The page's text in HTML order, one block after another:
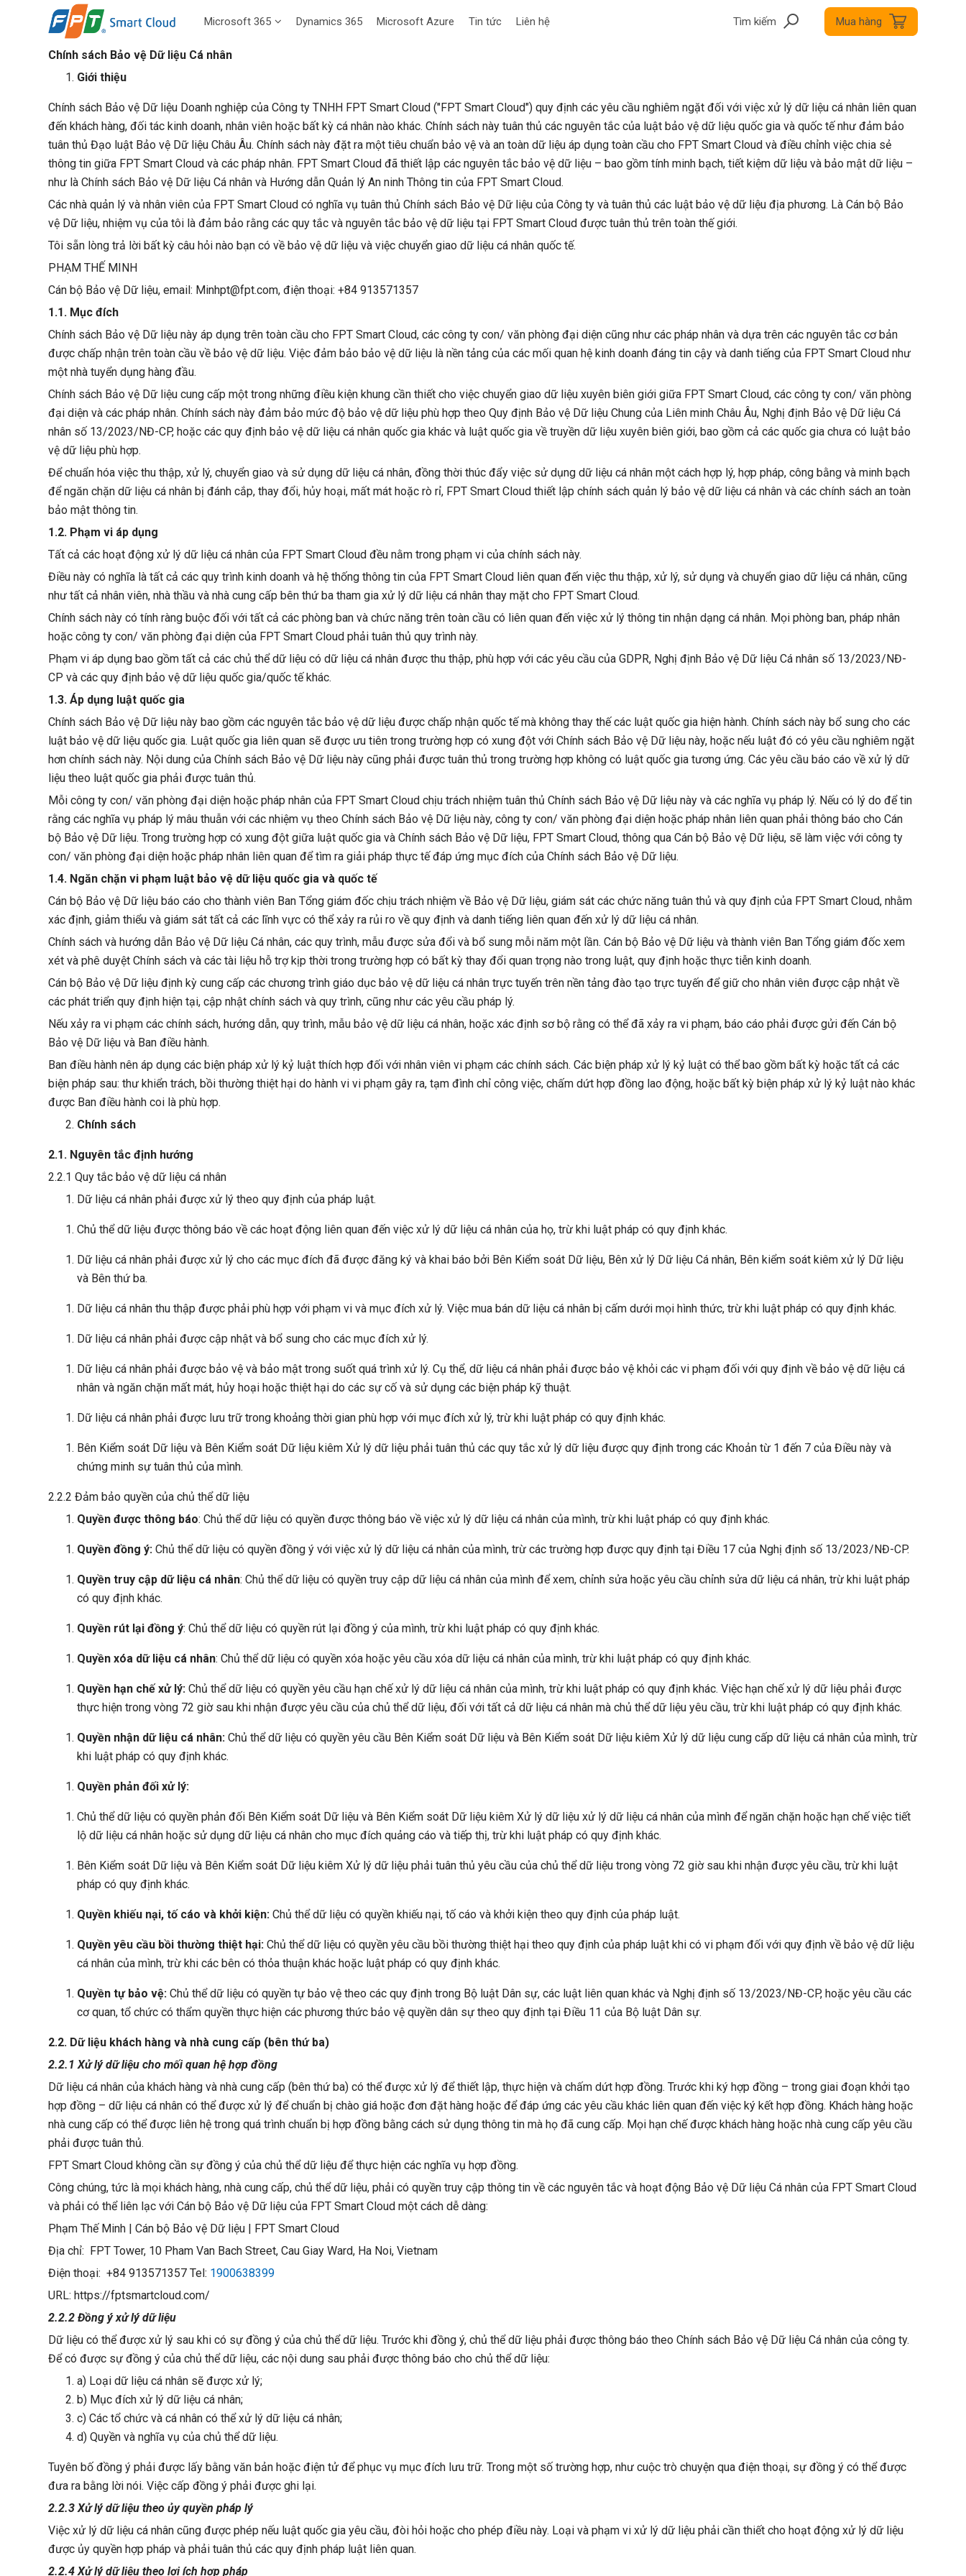
Microsoft 365 Dynamics 365 Microsoft Azure Tin tức Liên hệ Tìm kiếm Mua hàng
Chính sách Bảo vệ Dữ liệu Cá nhân
Giới thiệu
Chính sách Bảo vệ Dữ liệu Doanh nghiệp của Công ty TNHH FPT Smart Cloud ("FPT Smart Cloud") quy định các yêu cầu nghiêm ngặt đối với việc xử lý dữ liệu cá nhân liên quan
đến khách hàng, đối tác kinh doanh, nhân viên hoặc bất kỳ cá nhân nào khác. Chính sách này tuân thủ các nguyên tắc của luật bảo vệ dữ liệu quốc gia và quốc tế như đảm bảo
tuân thủ Đạo luật Bảo vệ Dữ liệu Châu Âu. Chính sách này đặt ra một tiêu chuẩn bảo vệ và an toàn dữ liệu áp dụng toàn cầu cho FPT Smart Cloud và điều chỉnh việc chia sẻ
thông tin giữa FPT Smart Cloud và các pháp nhân. FPT Smart Cloud đã thiết lập các nguyên tắc bảo vệ dữ liệu – bao gồm tính minh bạch, tiết kiệm dữ liệu và bảo mật dữ liệu –
như là Chính sách Bảo vệ Dữ liệu Cá nhân và Hướng dẫn Quản lý An ninh Thông tin của FPT Smart Cloud.
Các nhà quản lý và nhân viên của FPT Smart Cloud có nghĩa vụ tuân thủ Chính sách Bảo vệ Dữ liệu của Công ty và tuân thủ các luật bảo vệ dữ liệu địa phương. Là Cán bộ Bảo
vệ Dữ liệu, nhiệm vụ của tôi là đảm bảo rằng các quy tắc và nguyên tắc bảo vệ dữ liệu tại FPT Smart Cloud được tuân thủ trên toàn thế giới.
Tôi sẵn lòng trả lời bất kỳ câu hỏi nào bạn có về bảo vệ dữ liệu và việc chuyển giao dữ liệu cá nhân quốc tế.
PHẠM THẾ MINH
Cán bộ Bảo vệ Dữ liệu, email: Minhpt@fpt.com, điện thoại: +84 913571357
1.1. Mục đích
Chính sách Bảo vệ Dữ liệu này áp dụng trên toàn cầu cho FPT Smart Cloud, các công ty con/ văn phòng đại diện cũng như các pháp nhân và dựa trên các nguyên tắc cơ bản
được chấp nhận trên toàn cầu về bảo vệ dữ liệu. Việc đảm bảo bảo vệ dữ liệu là nền tảng của các mối quan hệ kinh doanh đáng tin cậy và danh tiếng của FPT Smart Cloud như
một nhà tuyển dụng hàng đầu.
Chính sách Bảo vệ Dữ liệu cung cấp một trong những điều kiện khung cần thiết cho việc chuyển giao dữ liệu xuyên biên giới giữa FPT Smart Cloud, các công ty con/ văn phòng
đại diện và các pháp nhân. Chính sách này đảm bảo mức độ bảo vệ dữ liệu phù hợp theo Quy định Bảo vệ Dữ liệu Chung của Liên minh Châu Âu, Nghị định Bảo vệ Dữ liệu Cá
nhân số 13/2023/NĐ-CP, hoặc các quy định bảo vệ dữ liệu cá nhân quốc gia khác và luật quốc gia về truyền dữ liệu xuyên biên giới, bao gồm cả các quốc gia chưa có luật bảo
vệ dữ liệu phù hợp.
Để chuẩn hóa việc thu thập, xử lý, chuyển giao và sử dụng dữ liệu cá nhân, đồng thời thúc đẩy việc sử dụng dữ liệu cá nhân một cách hợp lý, hợp pháp, công bằng và minh bạch
để ngăn chặn dữ liệu cá nhân bị đánh cắp, thay đổi, hủy hoại, mất mát hoặc rò rỉ, FPT Smart Cloud thiết lập chính sách quản lý bảo vệ dữ liệu cá nhân và các chính sách an toàn
bảo mật thông tin.
1.2. Phạm vi áp dụng
Tất cả các hoạt động xử lý dữ liệu cá nhân của FPT Smart Cloud đều nằm trong phạm vi của chính sách này.
Điều này có nghĩa là tất cả các quy trình kinh doanh và hệ thống thông tin của FPT Smart Cloud liên quan đến việc thu thập, xử lý, sử dụng và chuyển giao dữ liệu cá nhân, cũng
như tất cả nhân viên, nhà thầu và nhà cung cấp bên thứ ba tham gia xử lý dữ liệu cá nhân thay mặt cho FPT Smart Cloud.
Chính sách này có tính ràng buộc đối với tất cả các phòng ban và chức năng trên toàn cầu có liên quan đến việc xử lý thông tin nhận dạng cá nhân. Mọi phòng ban, pháp nhân
hoặc công ty con/ văn phòng đại diện của FPT Smart Cloud phải tuân thủ quy trình này.
Phạm vi áp dụng bao gồm tất cả các chủ thể dữ liệu có dữ liệu cá nhân được thu thập, phù hợp với các yêu cầu của GDPR, Nghị định Bảo vệ Dữ liệu Cá nhân số 13/2023/NĐ-
CP và các quy định bảo vệ dữ liệu quốc gia/quốc tế khác.
1.3. Áp dụng luật quốc gia
Chính sách Bảo vệ Dữ liệu này bao gồm các nguyên tắc bảo vệ dữ liệu được chấp nhận quốc tế mà không thay thế các luật quốc gia hiện hành. Chính sách này bổ sung cho các
luật bảo vệ dữ liệu quốc gia. Luật quốc gia liên quan sẽ được ưu tiên trong trường hợp có xung đột với Chính sách Bảo vệ Dữ liệu này, hoặc nếu luật đó có yêu cầu nghiêm ngặt
hơn chính sách này. Nội dung của Chính sách Bảo vệ Dữ liệu này cũng phải được tuân thủ trong trường hợp không có luật quốc gia tương ứng. Các yêu cầu báo cáo về xử lý dữ
liệu theo luật quốc gia phải được tuân thủ.
Mỗi công ty con/ văn phòng đại diện hoặc pháp nhân của FPT Smart Cloud chịu trách nhiệm tuân thủ Chính sách Bảo vệ Dữ liệu này và các nghĩa vụ pháp lý. Nếu có lý do để tin
rằng các nghĩa vụ pháp lý mâu thuẫn với các nhiệm vụ theo Chính sách Bảo vệ Dữ liệu này, công ty con/ văn phòng đại diện hoặc pháp nhân liên quan phải thông báo cho Cán
bộ Bảo vệ Dữ liệu. Trong trường hợp có xung đột giữa luật quốc gia và Chính sách Bảo vệ Dữ liệu, FPT Smart Cloud, thông qua Cán bộ Bảo vệ Dữ liệu, sẽ làm việc với công ty
con/ văn phòng đại diện hoặc pháp nhân liên quan để tìm ra giải pháp thực tế đáp ứng mục đích của Chính sách Bảo vệ Dữ liệu.
1.4. Ngăn chặn vi phạm luật bảo vệ dữ liệu quốc gia và quốc tế
Cán bộ Bảo vệ Dữ liệu báo cáo cho thành viên Ban Tổng giám đốc chịu trách nhiệm về Bảo vệ Dữ liệu, giám sát các chức năng tuân thủ và quy định của FPT Smart Cloud, nhằm
xác định, giảm thiểu và giám sát tất cả các lĩnh vực có thể xảy ra rủi ro về quy định và danh tiếng liên quan đến xử lý dữ liệu cá nhân.
Chính sách và hướng dẫn Bảo vệ Dữ liệu Cá nhân, các quy trình, mẫu được sửa đổi và bổ sung mỗi năm một lần. Cán bộ Bảo vệ Dữ liệu và thành viên Ban Tổng giám đốc xem
xét và phê duyệt Chính sách và các tài liệu hỗ trợ kịp thời trong trường hợp có bất kỳ thay đổi quan trọng nào trong luật, quy định hoặc thực tiễn kinh doanh.
Cán bộ Bảo vệ Dữ liệu định kỳ cung cấp các chương trình giáo dục bảo vệ dữ liệu cá nhân trực tuyến trên nền tảng đào tạo trực tuyến để giữ cho nhân viên được cập nhật về
các phát triển quy định hiện tại, cập nhật chính sách và quy trình, cũng như các yêu cầu pháp lý.
Nếu xảy ra vi phạm các chính sách, hướng dẫn, quy trình, mẫu bảo vệ dữ liệu cá nhân, hoặc xác định sơ bộ rằng có thể đã xảy ra vi phạm, báo cáo phải được gửi đến Cán bộ
Bảo vệ Dữ liệu và Ban điều hành.
Ban điều hành nên áp dụng các biện pháp xử lý kỷ luật thích hợp đối với nhân viên vi phạm các chính sách. Các biện pháp xử lý kỷ luật có thể bao gồm bất kỳ hoặc tất cả các
biện pháp sau: thư khiển trách, bồi thường thiệt hại do hành vi vi phạm gây ra, tạm đình chỉ công việc, chấm dứt hợp đồng lao động, hoặc bất kỳ biện pháp xử lý kỷ luật nào khác
được Ban điều hành coi là phù hợp.
Chính sách
2.1. Nguyên tắc định hướng
2.2.1 Quy tắc bảo vệ dữ liệu cá nhân
Dữ liệu cá nhân phải được xử lý theo quy định của pháp luật.
Chủ thể dữ liệu được thông báo về các hoạt động liên quan đến việc xử lý dữ liệu cá nhân của họ, trừ khi luật pháp có quy định khác.
Dữ liệu cá nhân phải được xử lý cho các mục đích đã được đăng ký và khai báo bởi Bên Kiểm soát Dữ liệu, Bên xử lý Dữ liệu Cá nhân, Bên kiểm soát kiêm xử lý Dữ liệu
và Bên thứ ba.
Dữ liệu cá nhân thu thập được phải phù hợp với phạm vi và mục đích xử lý. Việc mua bán dữ liệu cá nhân bị cấm dưới mọi hình thức, trừ khi luật pháp có quy định khác.
Dữ liệu cá nhân phải được cập nhật và bổ sung cho các mục đích xử lý.
Dữ liệu cá nhân phải được bảo vệ và bảo mật trong suốt quá trình xử lý. Cụ thể, dữ liệu cá nhân phải được bảo vệ khỏi các vi phạm đối với quy định về bảo vệ dữ liệu cá
nhân và ngăn chặn mất mát, hủy hoại hoặc thiệt hại do các sự cố và sử dụng các biện pháp kỹ thuật.
Dữ liệu cá nhân phải được lưu trữ trong khoảng thời gian phù hợp với mục đích xử lý, trừ khi luật pháp có quy định khác.
Bên Kiểm soát Dữ liệu và Bên Kiểm soát Dữ liệu kiêm Xử lý dữ liệu phải tuân thủ các quy tắc xử lý dữ liệu được quy định trong các Khoản từ 1 đến 7 của Điều này và
chứng minh sự tuân thủ của mình.
2.2.2 Đảm bảo quyền của chủ thể dữ liệu
Quyền được thông báo: Chủ thể dữ liệu có quyền được thông báo về việc xử lý dữ liệu cá nhân của mình, trừ khi luật pháp có quy định khác.
Quyền đồng ý: Chủ thể dữ liệu có quyền đồng ý với việc xử lý dữ liệu cá nhân của mình, trừ các trường hợp được quy định tại Điều 17 của Nghị định số 13/2023/NĐ-CP.
Quyền truy cập dữ liệu cá nhân: Chủ thể dữ liệu có quyền truy cập dữ liệu cá nhân của mình để xem, chỉnh sửa hoặc yêu cầu chỉnh sửa dữ liệu cá nhân, trừ khi luật pháp
có quy định khác.
Quyền rút lại đồng ý: Chủ thể dữ liệu có quyền rút lại đồng ý của mình, trừ khi luật pháp có quy định khác.
Quyền xóa dữ liệu cá nhân: Chủ thể dữ liệu có quyền xóa hoặc yêu cầu xóa dữ liệu cá nhân của mình, trừ khi luật pháp có quy định khác.
Quyền hạn chế xử lý: Chủ thể dữ liệu có quyền yêu cầu hạn chế xử lý dữ liệu cá nhân của mình, trừ khi luật pháp có quy định khác. Việc hạn chế xử lý dữ liệu phải được
thực hiện trong vòng 72 giờ sau khi nhận được yêu cầu của chủ thể dữ liệu, đối với tất cả dữ liệu cá nhân mà chủ thể dữ liệu yêu cầu, trừ khi luật pháp có quy định khác.
Quyền nhận dữ liệu cá nhân: Chủ thể dữ liệu có quyền yêu cầu Bên Kiểm soát Dữ liệu và Bên Kiểm soát Dữ liệu kiêm Xử lý dữ liệu cung cấp dữ liệu cá nhân của mình, trừ
khi luật pháp có quy định khác.
Quyền phản đối xử lý:
Chủ thể dữ liệu có quyền phản đối Bên Kiểm soát Dữ liệu và Bên Kiểm soát Dữ liệu kiêm Xử lý dữ liệu xử lý dữ liệu cá nhân của mình để ngăn chặn hoặc hạn chế việc tiết
lộ dữ liệu cá nhân hoặc sử dụng dữ liệu cá nhân cho mục đích quảng cáo và tiếp thị, trừ khi luật pháp có quy định khác.
Bên Kiểm soát Dữ liệu và Bên Kiểm soát Dữ liệu kiêm Xử lý dữ liệu phải tuân thủ yêu cầu của chủ thể dữ liệu trong vòng 72 giờ sau khi nhận được yêu cầu, trừ khi luật
pháp có quy định khác.
Quyền khiếu nại, tố cáo và khởi kiện:Chủ thể dữ liệu có quyền khiếu nại, tố cáo và khởi kiện theo quy định của pháp luật.
Quyền yêu cầu bồi thường thiệt hại: Chủ thể dữ liệu có quyền yêu cầu bồi thường thiệt hại theo quy định của pháp luật khi có vi phạm đối với quy định về bảo vệ dữ liệu
cá nhân của mình, trừ khi các bên có thỏa thuận khác hoặc luật pháp có quy định khác.
Quyền tự bảo vệ: Chủ thể dữ liệu có quyền tự bảo vệ theo các quy định trong Bộ luật Dân sự, các luật liên quan khác và Nghị định số 13/2023/NĐ-CP, hoặc yêu cầu các
cơ quan, tổ chức có thẩm quyền thực hiện các phương thức bảo vệ quyền dân sự theo quy định tại Điều 11 của Bộ luật Dân sự.
2.2. Dữ liệu khách hàng và nhà cung cấp (bên thứ ba)
2.2.1 Xử lý dữ liệu cho mối quan hệ hợp đồng
Dữ liệu cá nhân của khách hàng và nhà cung cấp (bên thứ ba) có thể được xử lý để thiết lập, thực hiện và chấm dứt hợp đồng. Trước khi ký hợp đồng – trong giai đoạn khởi tạo
hợp đồng – dữ liệu cá nhân có thể được xử lý để chuẩn bị chào giá hoặc đơn đặt hàng hoặc để đáp ứng các yêu cầu khác liên quan đến việc ký kết hợp đồng. Khách hàng hoặc
nhà cung cấp có thể được liên hệ trong quá trình chuẩn bị hợp đồng bằng cách sử dụng thông tin mà họ đã cung cấp. Mọi hạn chế được khách hàng hoặc nhà cung cấp yêu cầu
phải được tuân thủ.
FPT Smart Cloud không cần sự đồng ý của chủ thể dữ liệu để thực hiện các nghĩa vụ hợp đồng.
Công chúng, tức là mọi khách hàng, nhà cung cấp, chủ thể dữ liệu, phải có quyền truy cập thông tin về các nguyên tắc và hoạt động Bảo vệ Dữ liệu Cá nhân của FPT Smart Cloud
và phải có thể liên lạc với Cán bộ Bảo vệ Dữ liệu của FPT Smart Cloud một cách dễ dàng:
Phạm Thế Minh | Cán bộ Bảo vệ Dữ liệu | FPT Smart Cloud
Địa chỉ: FPT Tower, 10 Pham Van Bach Street, Cau Giay Ward, Ha Noi, Vietnam
Điện thoại: +84 913571357Tel: 1900638399
URL: https://fptsmartcloud.com/
2.2.2 Đồng ý xử lý dữ liệu
Dữ liệu có thể được xử lý sau khi có sự đồng ý của chủ thể dữ liệu. Trước khi đồng ý, chủ thể dữ liệu phải được thông báo theo Chính sách Bảo vệ Dữ liệu Cá nhân của công ty.
Để có được sự đồng ý của chủ thể dữ liệu, các nội dung sau phải được thông báo cho chủ thể dữ liệu:
a) Loại dữ liệu cá nhân sẽ được xử lý;
b) Mục đích xử lý dữ liệu cá nhân;
c) Các tổ chức và cá nhân có thể xử lý dữ liệu cá nhân;
d) Quyền và nghĩa vụ của chủ thể dữ liệu.
Tuyên bố đồng ý phải được lấy bằng văn bản hoặc điện tử để phục vụ mục đích lưu trữ. Trong một số trường hợp, như cuộc trò chuyện qua điện thoại, sự đồng ý có thể được
đưa ra bằng lời nói. Việc cấp đồng ý phải được ghi lại.
2.2.3 Xử lý dữ liệu theo ủy quyền pháp lý
Việc xử lý dữ liệu cá nhân cũng được phép nếu luật quốc gia yêu cầu, đòi hỏi hoặc cho phép điều này. Loại và phạm vi xử lý dữ liệu phải cần thiết cho hoạt động xử lý dữ liệu
được ủy quyền hợp pháp và phải tuân thủ các quy định pháp luật liên quan.
2.2.4 Xử lý dữ liệu theo lợi ích hợp pháp